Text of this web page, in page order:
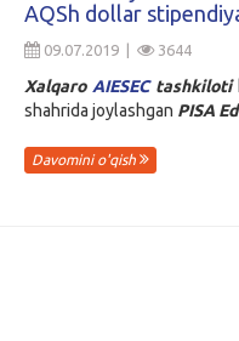
AQSh dollar
09.07.2019 | 3644
Xalqaro AIESECtashkiloti
shahrida joylashgan PISA
Davomini o'qish